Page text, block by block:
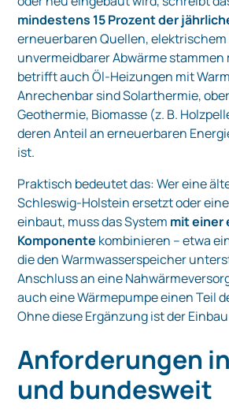
mindestens 15 Prozent der
erneuerbaren Quellen,
unvermeidbarer Abwärme stammen
betrifft auch Öl‑Heizungen mit
Anrechenbar sind Solarthermie,
Geothermie, Biomasse (z. B.
deren Anteil an erneuerbaren
ist.
Praktisch bedeutet das: Wer eine
Schleswig‑Holstein ersetzt oder
einbaut, muss das System mit einer
Komponente kombinieren – etwa
die den Warmwasserspeicher
Anschluss an eine
auch eine Wärmepumpe einen Teil
Ohne diese Ergänzung ist der
Anforderungen
und bundesweit